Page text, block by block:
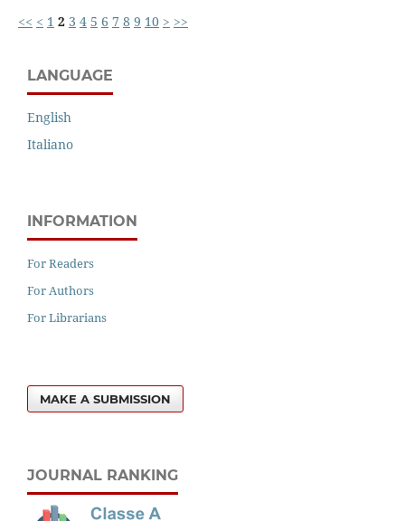
<< < 1 2 3 4 5 6 7 8 9 10 > >>
LANGUAGE
English
Italiano
INFORMATION
For Readers
For Authors
For Librarians
MAKE A SUBMISSION
JOURNAL RANKING